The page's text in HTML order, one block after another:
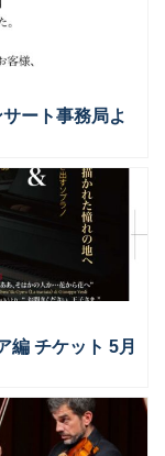
ート事務局よ
5月